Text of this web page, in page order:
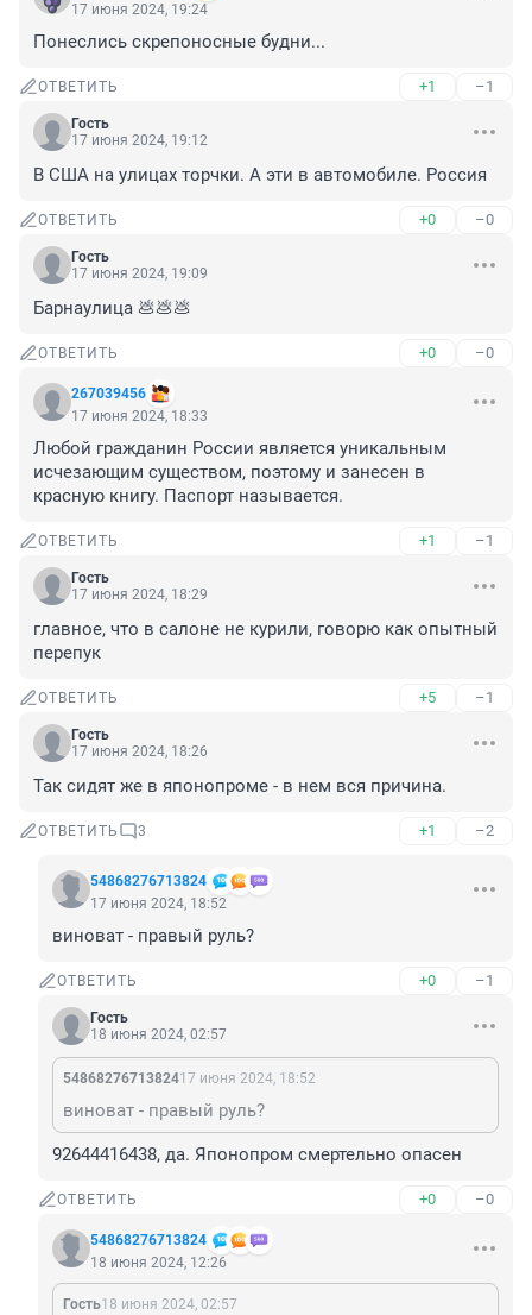
17 июня 2024, 19:24
Понеслись скрепоносные будни...
ОТВЕТИТЬ +1 –1
Гость
17 июня 2024, 19:12
В США на улицах торчки. А эти в автомобиле. Россия
ОТВЕТИТЬ +0 –0
Гость
17 июня 2024, 19:09
Барнаулица 💩💩💩
ОТВЕТИТЬ +0 –0
267039456
17 июня 2024, 18:33
Любой гражданин России является уникальным
исчезающим существом, поэтому и занесен в
красную книгу. Паспорт называется.
ОТВЕТИТЬ +1 –1
Гость
17 июня 2024, 18:29
главное, что в салоне не курили, говорю как опытный
перепук
ОТВЕТИТЬ +5 –1
Гость
17 июня 2024, 18:26
Так сидят же в японопроме - в нем вся причина.
ОТВЕТИТЬ 3 +1 –2
54868276713824
17 июня 2024, 18:52
виноват - правый руль?
ОТВЕТИТЬ +0 –1
Гость
18 июня 2024, 02:57
5486827671382417 июня 2024, 18:52
виноват - правый руль?
92644416438, да. Японопром смертельно опасен
ОТВЕТИТЬ +0 –0
54868276713824
18 июня 2024, 12:26
Гость18 июня 2024, 02:57